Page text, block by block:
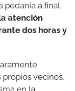
pedanía a final
atención
dos horas y
propios vecinos,
en la